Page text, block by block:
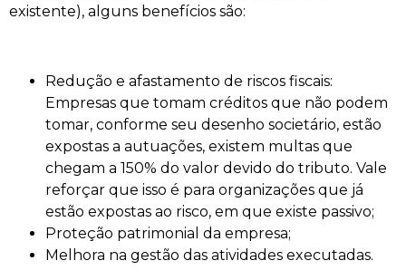
existente), alguns benefícios são:
Redução e afastamento de riscos fiscais:
Empresas que tomam créditos que não podem
tomar, conforme seu desenho societário, estão
expostas a autuações, existem multas que
chegam a 150% do valor devido do tributo. Vale
reforçar que isso é para organizações que já
estão expostas ao risco, em que existe passivo;
Proteção patrimonial da empresa;
Melhora na gestão das atividades executadas.